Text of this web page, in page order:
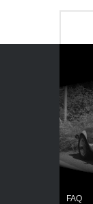
FAQ